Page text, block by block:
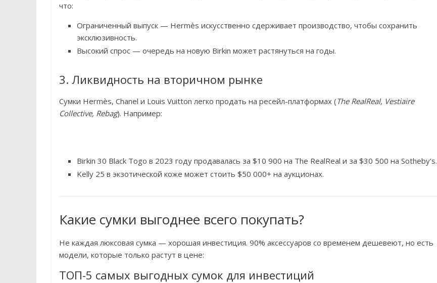
что:
Ограниченный выпуск — Hermès искусственно сдерживает производство, чтобы сохранить
эксклюзивность.
Высокий спрос — очередь на новую Birkin может растянуться на годы.
3. Ликвидность на вторичном рынке
Сумки Hermès, Chanel и Louis Vuitton легко продать на ресейл-платформах (The RealReal, Vestiaire
Collective, Rebag). Например:
Birkin 30 Black Togo в 2023 году продавалась за $10 900 на The RealReal и за $30 500 на Sotheby’s.
Kelly 25 в экзотической коже может стоить $50 000+ на аукционах.
Какие сумки выгоднее всего покупать?
Не каждая люксовая сумка — хорошая инвестиция. 90% аксессуаров со временем дешевеют, но есть
модели, которые только растут в цене:
ТОП-5 самых выгодных сумок для инвестиций